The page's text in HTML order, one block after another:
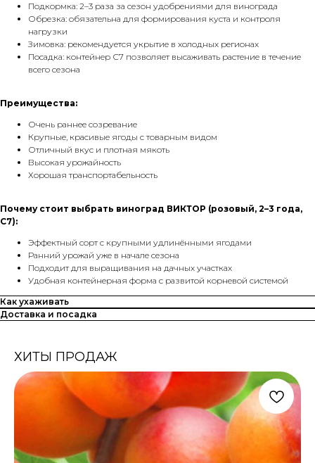
Подкормка: 2–3 раза за сезон удобрениями для винограда
Обрезка: обязательна для формирования куста и контроля
нагрузки
Зимовка: рекомендуется укрытие в холодных регионах
Посадка: контейнер С7 позволяет высаживать растение в течение
всего сезона
Преимущества:
Очень раннее созревание
Крупные, красивые ягоды с товарным видом
Отличный вкус и плотная мякоть
Высокая урожайность
Хорошая транспортабельность
Почему стоит выбрать виноград ВИКТОР (розовый, 2–3 года,
С7):
Эффектный сорт с крупными удлинёнными ягодами
Ранний урожай уже в начале сезона
Подходит для выращивания на дачных участках
Удобная контейнерная форма с развитой корневой системой
Как ухаживать
Доставка и посадка
ХИТЫ ПРОДАЖ